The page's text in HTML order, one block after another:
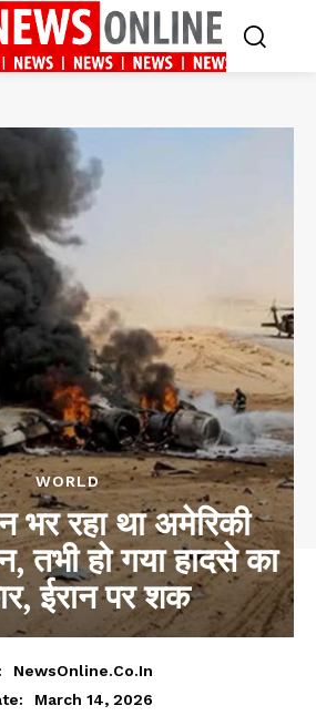
WORLD
भर रहा था अमेरिकी
तभी हो गया हादसे का
ईरान पर शक
NewsOnline.co.in
March 14, 2026